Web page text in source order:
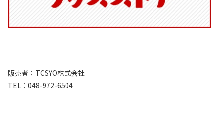
販売者
TOSYO株式会社
TEL
048-972-6504